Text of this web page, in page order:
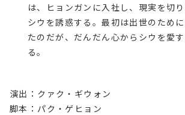
は、ヒョンガンに入社し、現実を切
シウを誘惑する。最初は出世のため
たのだが、だんだん心からシウを愛
る。
演出：クァク・ギウォン
脚本：パク・ゲヒョン